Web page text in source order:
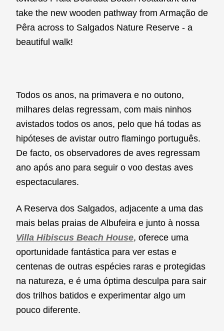
take the new wooden pathway from Armação de
Pêra across to Salgados Nature Reserve - a
beautiful walk!
Todos os anos, na primavera e no outono,
milhares delas regressam, com mais ninhos
avistados todos os anos, pelo que há todas as
hipóteses de avistar outro flamingo português.
De facto, os observadores de aves regressam
ano após ano para seguir o voo destas aves
espectaculares.
A Reserva dos Salgados, adjacente a uma das
mais belas praias de Albufeira e junto à nossa
Villa Hibiscus Beach House, oferece uma
oportunidade fantástica para ver estas e
centenas de outras espécies raras e protegidas
na natureza, e é uma óptima desculpa para sair
dos trilhos batidos e experimentar algo um
pouco diferente.